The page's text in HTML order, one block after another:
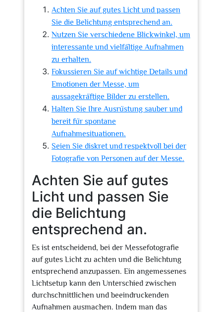
Achten Sie auf gutes Licht und passen
Sie die Belichtung entsprechend an.
Nutzen Sie verschiedene Blickwinkel, um
interessante und vielfältige Aufnahmen
zu erhalten.
Fokussieren Sie auf wichtige Details und
Emotionen der Messe, um
aussagekräftige Bilder zu erstellen.
Halten Sie Ihre Ausrüstung sauber und
bereit für spontane
Aufnahmesituationen.
Seien Sie diskret und respektvoll bei der
Fotografie von Personen auf der Messe.
Achten Sie auf gutes
Licht und passen Sie
die Belichtung
entsprechend an.
Es ist entscheidend, bei der Messefotografie
auf gutes Licht zu achten und die Belichtung
entsprechend anzupassen. Ein angemessenes
Lichtsetup kann den Unterschied zwischen
durchschnittlichen und beeindruckenden
Aufnahmen ausmachen. Indem man das